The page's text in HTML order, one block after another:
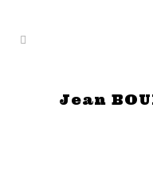
Jean